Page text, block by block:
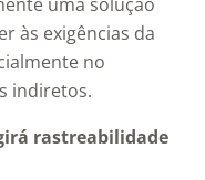
às exigências da
no
indiretos.
rastreabilidade